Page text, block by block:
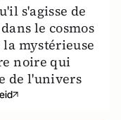
s'agisse de
le cosmos
mystérieuse
noire qui
de l'univers